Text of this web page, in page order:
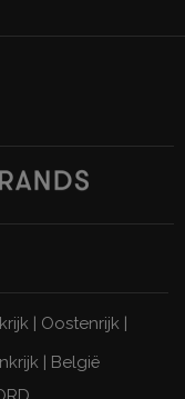
| Oostenrijk |
| België